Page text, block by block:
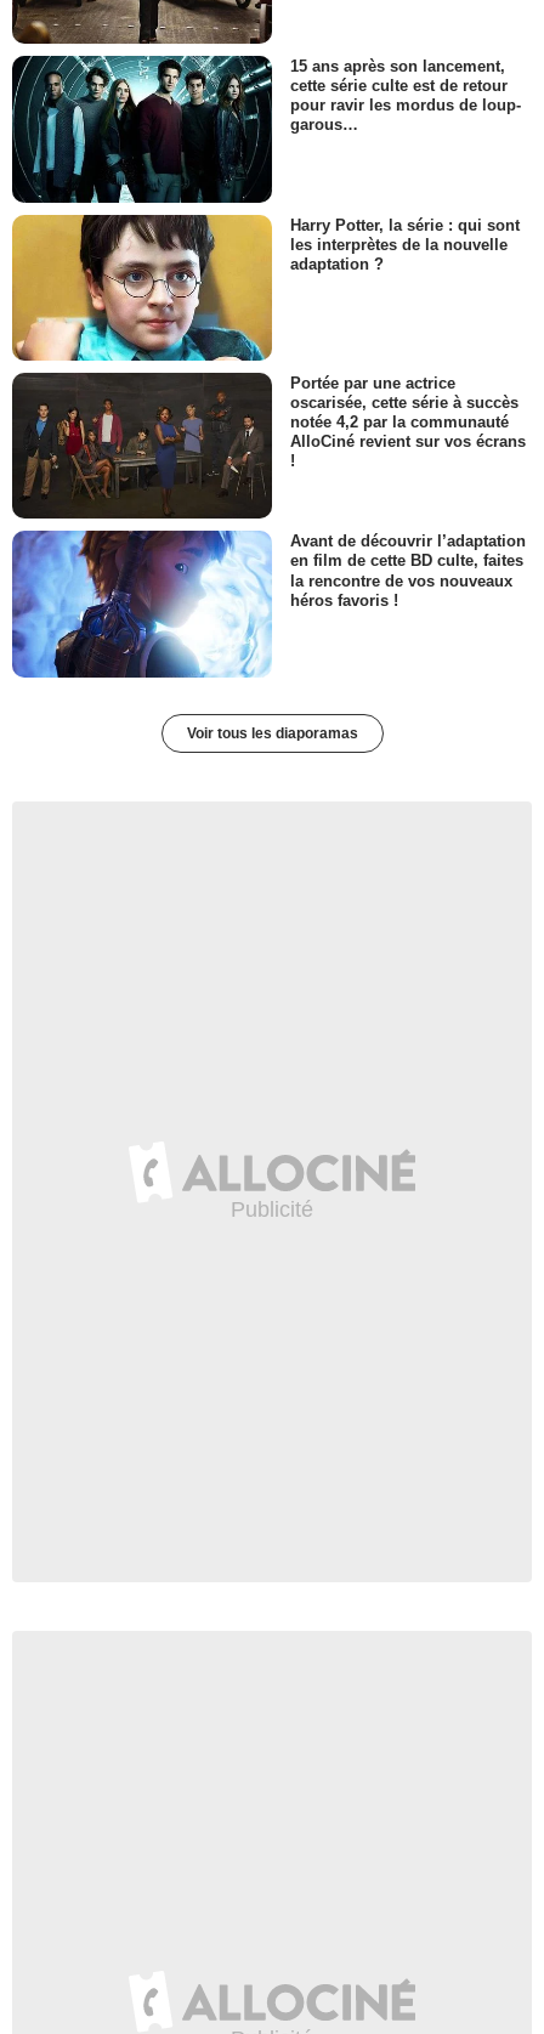
15 ans après son lancement,
cette série culte est de retour
pour ravir les mordus de loup-
garous…
Harry Potter, la série : qui sont
les interprètes de la nouvelle
adaptation ?
Portée par une actrice
oscarisée, cette série à succès
notée 4,2 par la communauté
AlloCiné revient sur vos écrans
!
Avant de découvrir l’adaptation
en film de cette BD culte, faites
la rencontre de vos nouveaux
héros favoris !
Voir tous les diaporamas